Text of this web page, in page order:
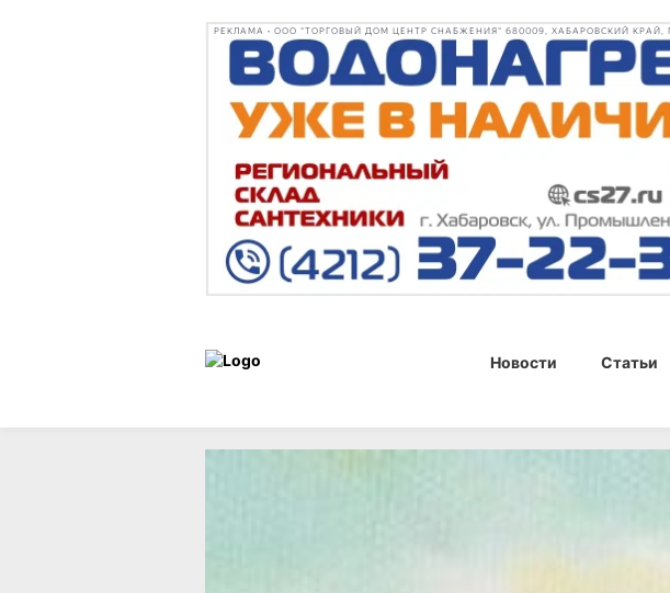
РЕКЛАМА • ООО "ТОРГОВЫЙ ДОМ ЦЕНТР СНАБЖЕНИЯ" 680009, ХАБАРОВСКИЙ КРАЙ,
Новости Статьи